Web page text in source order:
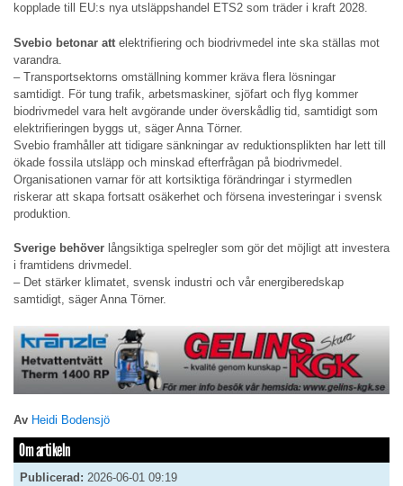
kopplade till EU:s nya utsläppshandel ETS2 som träder i kraft 2028.
Svebio betonar att elektrifiering och biodrivmedel inte ska ställas mot
varandra.
– Transportsektorns omställning kommer kräva flera lösningar
samtidigt. För tung trafik, arbetsmaskiner, sjöfart och flyg kommer
biodrivmedel vara helt avgörande under överskådlig tid, samtidigt som
elektrifieringen byggs ut, säger Anna Törner.
Svebio framhåller att tidigare sänkningar av reduktionsplikten har lett till
ökade fossila utsläpp och minskad efterfrågan på biodrivmedel.
Organisationen varnar för att kortsiktiga förändringar i styrmedlen
riskerar att skapa fortsatt osäkerhet och försena investeringar i svensk
produktion.
Sverige behöver långsiktiga spelregler som gör det möjligt att investera
i framtidens drivmedel.
– Det stärker klimatet, svensk industri och vår energiberedskap
samtidigt, säger Anna Törner.
Av Heidi Bodensjö
Om artikeln
Publicerad: 2026-06-01 09:19